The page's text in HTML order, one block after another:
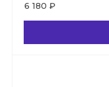
6 180 ₽